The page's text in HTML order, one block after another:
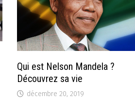
Qui est Nelson Mandela ?
Découvrez sa vie
décembre 20, 2019